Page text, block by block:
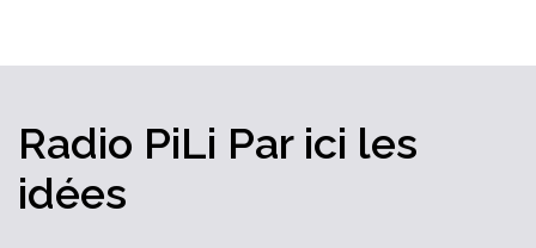
Radio PiLi Par ici les
idées